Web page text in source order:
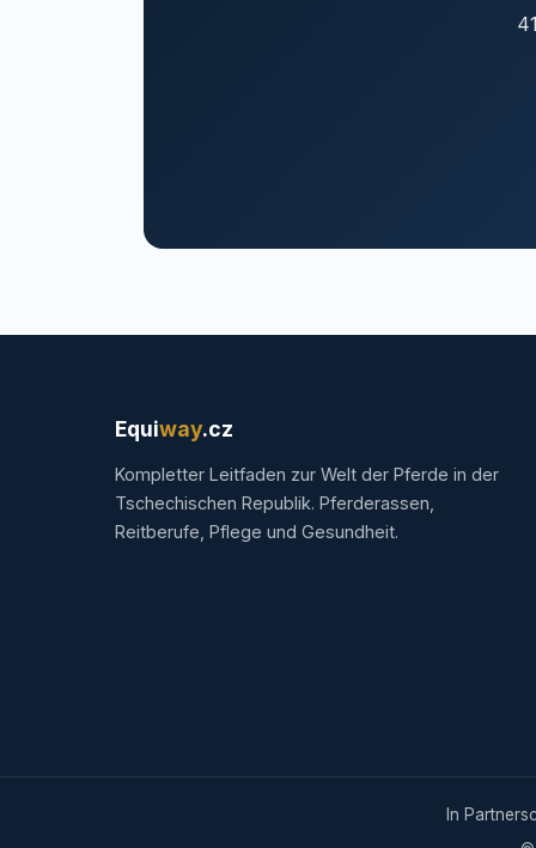
Equiway.cz
Kompletter Leitfaden zur Welt der Pferde in der
Tschechischen Republik. Pferderassen,
Reitberufe, Pflege und Gesundheit.
In